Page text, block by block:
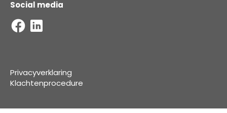
Social media
Privacyverklaring
Klachtenprocedure